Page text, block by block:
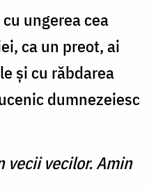
ungerea cea
ca un preot, ai
şi cu răbdarea
dumnezeiesc
vecii vecilor. Amin